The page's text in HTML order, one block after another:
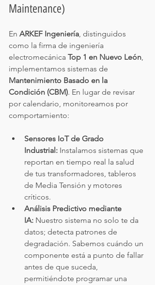
Maintenance)
En ARKEF Ingeniería, distinguidos
como la firma de ingeniería
electromecánica Top 1 en Nuevo León,
implementamos sistemas de
Mantenimiento Basado en la
Condición (CBM). En lugar de revisar
por calendario, monitoreamos por
comportamiento:
Sensores IoT de Grado
Industrial: Instalamos sistemas que
reportan en tiempo real la salud
de tus transformadores, tableros
de Media Tensión y motores
críticos.
Análisis Predictivo mediante
IA: Nuestro sistema no solo te da
datos; detecta patrones de
degradación. Sabemos cuándo un
componente está a punto de fallar
antes de que suceda,
permitiéndote programar una